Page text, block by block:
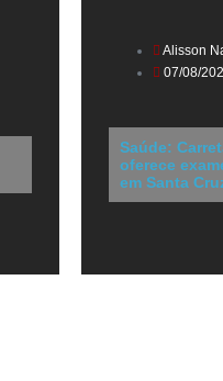
Alisson
07/08/
Saúde:
oferece
em Santa